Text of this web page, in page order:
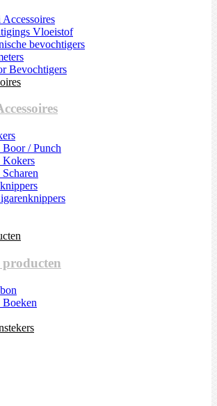
Vloeistof
bevochtigers
Bevochtigers
Boor / Punch
Kokers
Boeken